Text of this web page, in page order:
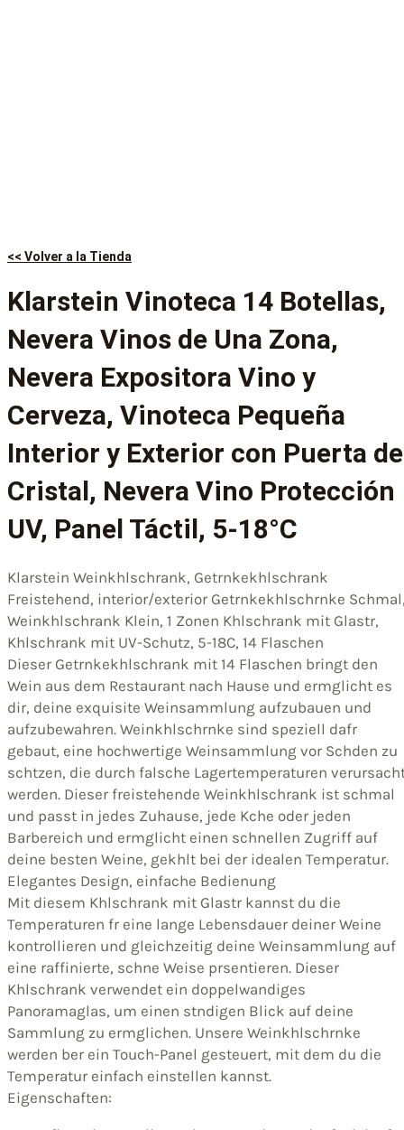
<< Volver a la Tienda
Klarstein Vinoteca 14 Botellas,
Nevera Vinos de Una Zona,
Nevera Expositora Vino y
Cerveza, Vinoteca Pequeña
Interior y Exterior con Puerta de
Cristal, Nevera Vino Protección
UV, Panel Táctil, 5-18°C
Klarstein Weinkhlschrank, Getrnkekhlschrank
Freistehend, interior/exterior Getrnkekhlschrnke
Weinkhlschrank Klein, 1 Zonen Khlschrank mit Glastr,
Khlschrank mit UV-Schutz, 5-18C, 14 Flaschen
Dieser Getrnkekhlschrank mit 14 Flaschen bringt den
Wein aus dem Restaurant nach Hause und ermglicht es
dir, deine exquisite Weinsammlung aufzubauen und
aufzubewahren. Weinkhlschrnke sind speziell dafr
gebaut, eine hochwertige Weinsammlung vor Schden zu
schtzen, die durch falsche Lagertemperaturen
werden. Dieser freistehende Weinkhlschrank ist schmal
und passt in jedes Zuhause, jede Kche oder jeden
Barbereich und ermglicht einen schnellen Zugriff auf
deine besten Weine, gekhlt bei der idealen Temperatur.
Elegantes Design, einfache Bedienung
Mit diesem Khlschrank mit Glastr kannst du die
Temperaturen fr eine lange Lebensdauer deiner Weine
kontrollieren und gleichzeitig deine Weinsammlung auf
eine raffinierte, schne Weise prsentieren. Dieser
Khlschrank verwendet ein doppelwandiges
Panoramaglas, um einen stndigen Blick auf deine
Sammlung zu ermglichen. Unsere Weinkhlschrnke
werden ber ein Touch-Panel gesteuert, mit dem du die
Temperatur einfach einstellen kannst.
Eigenschaften: